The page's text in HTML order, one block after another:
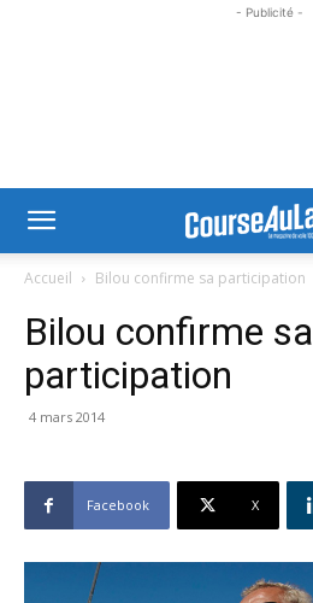
- Publicité -
Accueil Bilou confirme sa participation
Bilou confirme sa
participation
4 mars 2014
Facebook X